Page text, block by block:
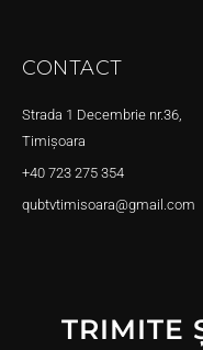
CONTACT
Strada 1 Decembrie nr.36,
Timișoara
+40 723 275 354
qubtvtimisoara@gmail.com
TRIMITE